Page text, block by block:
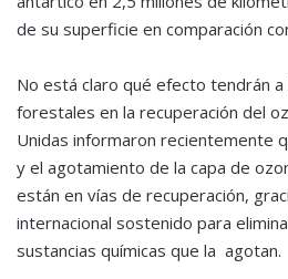
de su superficie en comparación
No está claro qué efecto tendrán
forestales en la recuperación del
Unidas informaron recientemente
y el agotamiento de la capa de
están en vías de recuperación,
internacional sostenido para
sustancias químicas que la agotan.